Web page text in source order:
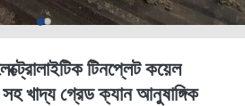
টিনপ্লেট কয়েল
খাদ্য গ্রেড ক্যান আনুষাঙ্গিক